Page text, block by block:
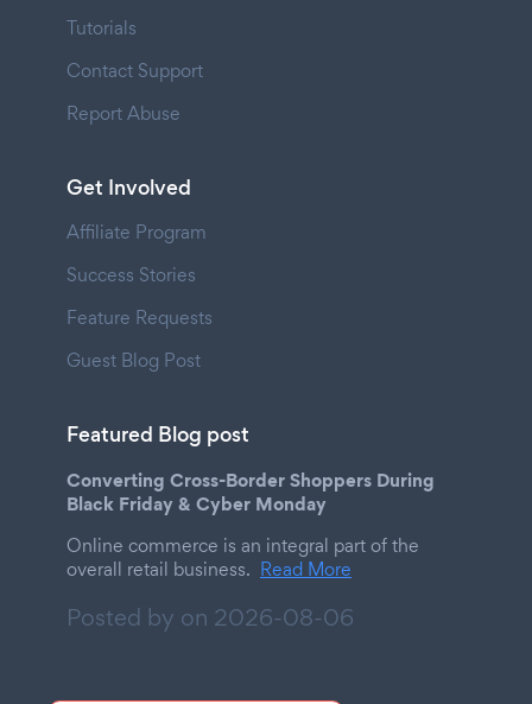
Tutorials
Contact Support
Report Abuse
Get Involved
Affiliate Program
Success Stories
Feature Requests
Guest Blog Post
Featured Blog post
Converting Cross-Border Shoppers During
Black Friday & Cyber Monday
Online commerce is an integral part of the
overall retail business. Read More
Posted by on 2026-08-06